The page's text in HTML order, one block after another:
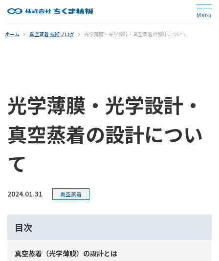
ホーム 真空蒸着 技術ブログ 光学薄膜・光学設計・真空蒸着の設計について
光学薄膜・光学設計・
真空蒸着の設計につい
て
2024.01.31 真空蒸着
目次
真空蒸着（光学薄膜）の設計とは